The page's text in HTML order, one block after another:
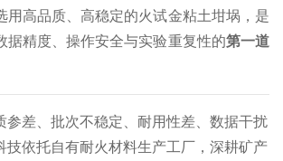
用高品质、高稳定的火试金粘土坩埚 ，是
据精度、操作安全与实验重复性的第一道
参差、批次不稳定、耐用性差、数据干扰
技依托自有耐火材料生产工厂，深耕矿产